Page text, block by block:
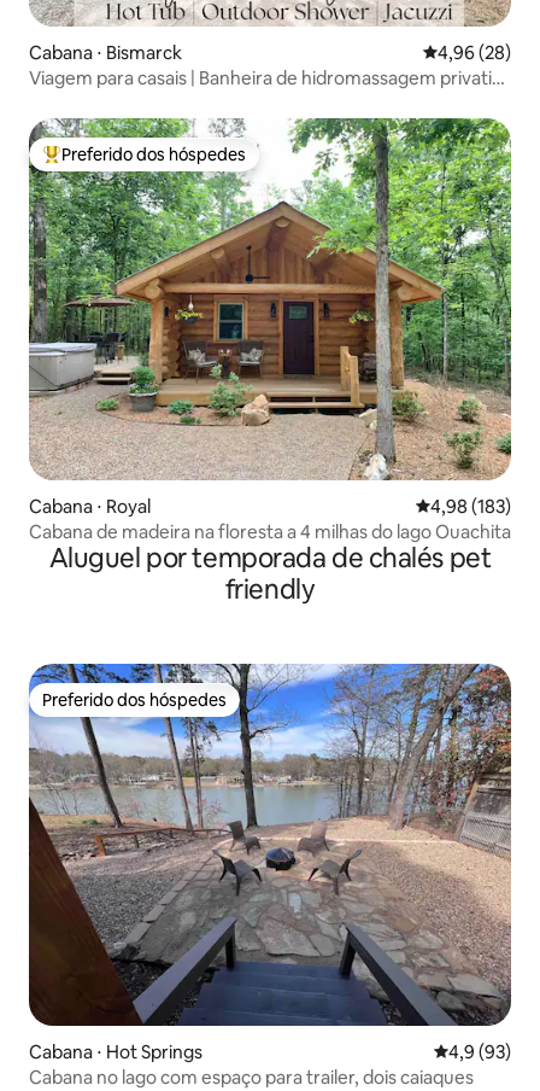
Cabana ⋅ Bismarck 4,96 de uma
4,96 (28)
Viagem para casais | Banheira de hidromassagem privativa
Entre os melhores preferidos dos hóspedes
Preferido dos hóspedes
Cabana ⋅ Royal 4,98 de uma
4,98 (183)
Cabana de madeira na floresta a 4 milhas do lago Ouachita
Aluguel por temporada de chalés pet
friendly
Preferido dos hóspedes
Preferido dos hóspedes
Cabana ⋅ Hot Springs 4,9 de uma
4,9 (93)
Cabana no lago com espaço para trailer, dois caiaques